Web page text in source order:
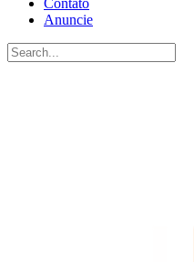
Contato
Anuncie